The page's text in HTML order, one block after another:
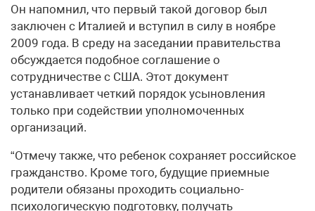
Он напомнил, что первый такой договор был
заключен с Италией и вступил в силу в ноябре
2009 года. В среду на заседании правительства
обсуждается подобное соглашение о
сотрудничестве с США. Этот документ
устанавливает четкий порядок усыновления
только при содействии уполномоченных
организаций.
“Отмечу также, что ребенок сохраняет российское
гражданство. Кроме того, будущие приемные
родители обязаны проходить социально-
психологическую подготовку, получать